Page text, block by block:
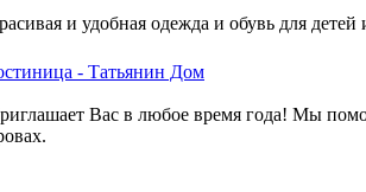
и удобная одежда и обувь для детей
- Татьянин Дом
Вас в любое время года! Мы